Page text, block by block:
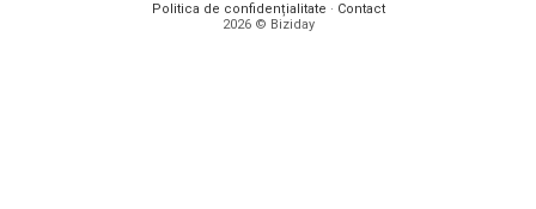
Politica de confidențialitate · Contact
2026 © Biziday